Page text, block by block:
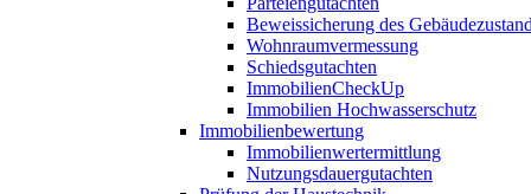
Beweissicherung des
Wohnraumvermessung
Schiedsgutachten
ImmobilienCheckUp
Immobilien Hochwasserschutz
Immobilienbewertung
Immobilienwertermittlung
Nutzungsdauergutachten